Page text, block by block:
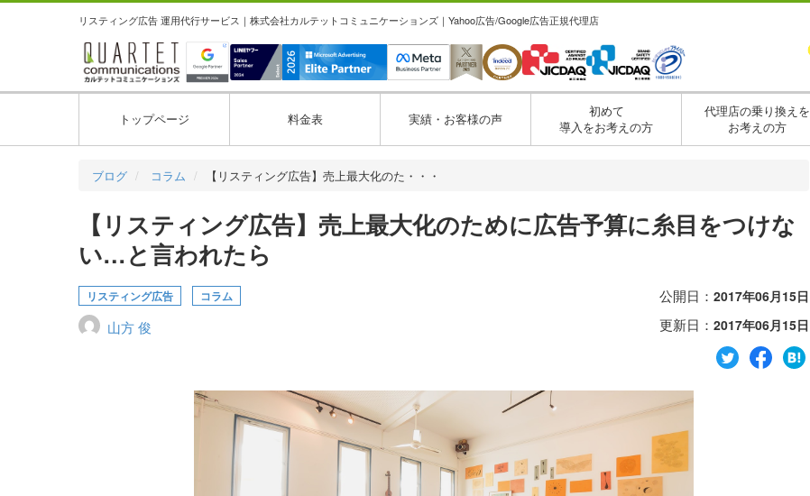
リスティング広告 運用代行サービス｜株式会社カルテットコミュニケーションズ｜Yahoo広告/Google広告正規代理店
トップページ 料金表 実績・お客様の声
初めて
導入をお考えの方
代理店の乗り換えを
お考えの方
ブログ コラム 【リスティング広告】売上最大化のた・・・
【リスティング広告】売上最大化のために広告予算に糸目をつけな
い…と言われたら
リスティング広告 コラム
山方 俊
公開日： 2017年06月15日
更新日： 2017年06月15日